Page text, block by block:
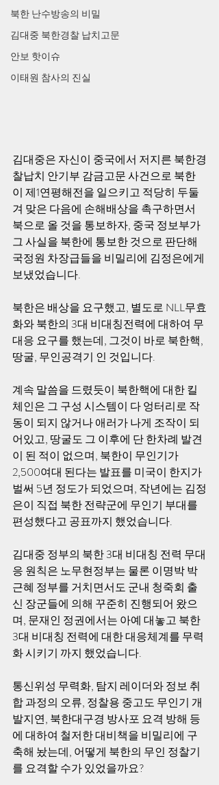
북한 난수방송의 비밀
김대중 북한경찰 납치고문
안보 핫이슈
이태원 참사의 진실
김대중은 자신이 중국에서 저지른 북한경
찰납치 안기부 감금고문 사건으로 북한
이 제1연평해전을 일으키고 적당히 두둘
겨 맞은 다음에 손해배상을 촉구하면서
북으로 올 것을 통보하자, 중국 정보부가
그 사실을 북한에 통보한 것으로 판단해
국정원 차장급들을 비밀리에 김정은에게
보냈었습니다.
북한은 배상을 요구했고, 별도로 NLL무효
화와 북한의 3대 비대칭전력에 대하여 무
대응 요구를 했는데, 그것이 바로 북한핵,
땅굴, 무인공격기 인 것입니다.
계속 말씀을 드렸듯이 북한핵에 대한 킬
체인은 그 구성 시스템이 다 엉터리로 작
동이 되지 않거나 애러가 나게 조작이 되
어있고, 땅굴도 그 이후에 단 한차례 발견
이 된 적이 없으며, 북한이 무인기가
2,500여대 된다는 발표를 미국이 한지가
벌써 5년 정도가 되었으며, 작년에는 김정
은이 직접 북한 전략군에 무인기 부대를
편성했다고 공표까지 했었습니다.
김대중 정부의 북한 3대 비대칭 전력 무대
응 원칙은 노무현정부는 물론 이명박 박
근혜 정부를 거치면서도 군내 청죽회 출
신 장군들에 의해 꾸준히 진행되어 왔으
며, 문재인 정권에서는 아예 대놓고 북한
3대 비대칭 전력에 대한 대응체계를 무력
화 시키기 까지 했었습니다.
통신위성 무력화, 탐지 레이더와 정보 취
합 과정의 오류, 정찰용 중고도 무인기 개
발지연, 북한대구경 방사포 요격 방해 등
에 대하여 철저한 대비책을 비밀리에 구
축해 놨는데, 어떻게 북한의 무인 정찰기
를 요격할 수가 있었을까요?